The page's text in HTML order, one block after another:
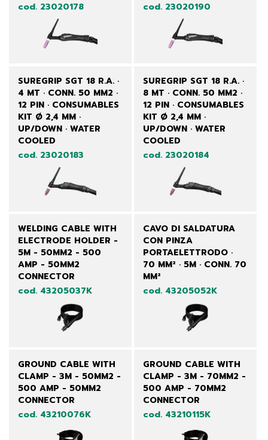
cod. 23020178
cod. 23020190
SUREGRIP SGT 18 R.A. ·
4 MT · CONN. 50 MM2 ·
12 PIN · CONSUMABLES
KIT Ø 2,4 MM ·
UP/DOWN · WATER
COOLED
cod. 23020183
SUREGRIP SGT 18 R.A. ·
8 MT · CONN. 50 MM2 ·
12 PIN · CONSUMABLES
KIT Ø 2,4 MM ·
UP/DOWN · WATER
COOLED
cod. 23020184
WELDING CABLE WITH
ELECTRODE HOLDER -
5M - 50MM2 - 500
AMP - 50MM2
CONNECTOR
cod. 43205037K
CAVO DI SALDATURA
CON PINZA
PORTAELETTRODO ·
70 MM² · 5M · CONN. 70
MM²
cod. 43205052K
GROUND CABLE WITH
CLAMP - 3M - 50MM2 -
500 AMP - 50MM2
CONNECTOR
cod. 43210076K
GROUND CABLE WITH
CLAMP - 3M - 70MM2 -
500 AMP - 70MM2
CONNECTOR
cod. 43210115K